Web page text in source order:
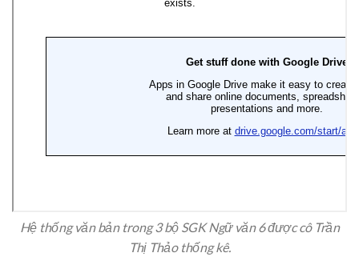
Hệ thống văn bản trong 3 bộ SGK Ngữ văn 6 được cô Trần
Thị Thảo thống kê.